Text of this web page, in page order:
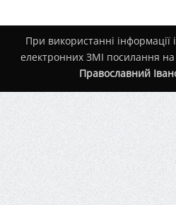
При використанні інформації
електронних ЗМІ посилання
Православний